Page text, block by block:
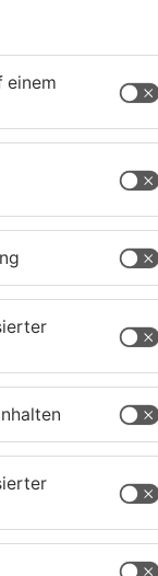
Messe
konnten
gut
diese